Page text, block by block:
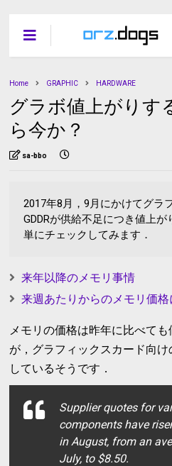
Home GRAPHIC HARDWARE
グラボ値上がりす
ら今か？
sa-bbo
2017年8月，9月にかけてグラ
GDDRが供給不足につき値上
単にチェックしてみます．
来年以降のメモリ事情
来週あたりからのメモリ価格
メモリの価格は昨年に比べて
が，グラフィックスカード向
しているそうです．
Supplier quotes for
components have
in August, from an
July, to $8.50.